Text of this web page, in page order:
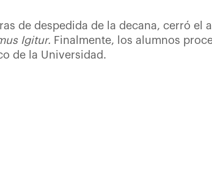
de despedida de la decana, cerró el
Igitur. Finalmente, los alumnos
de la Universidad.